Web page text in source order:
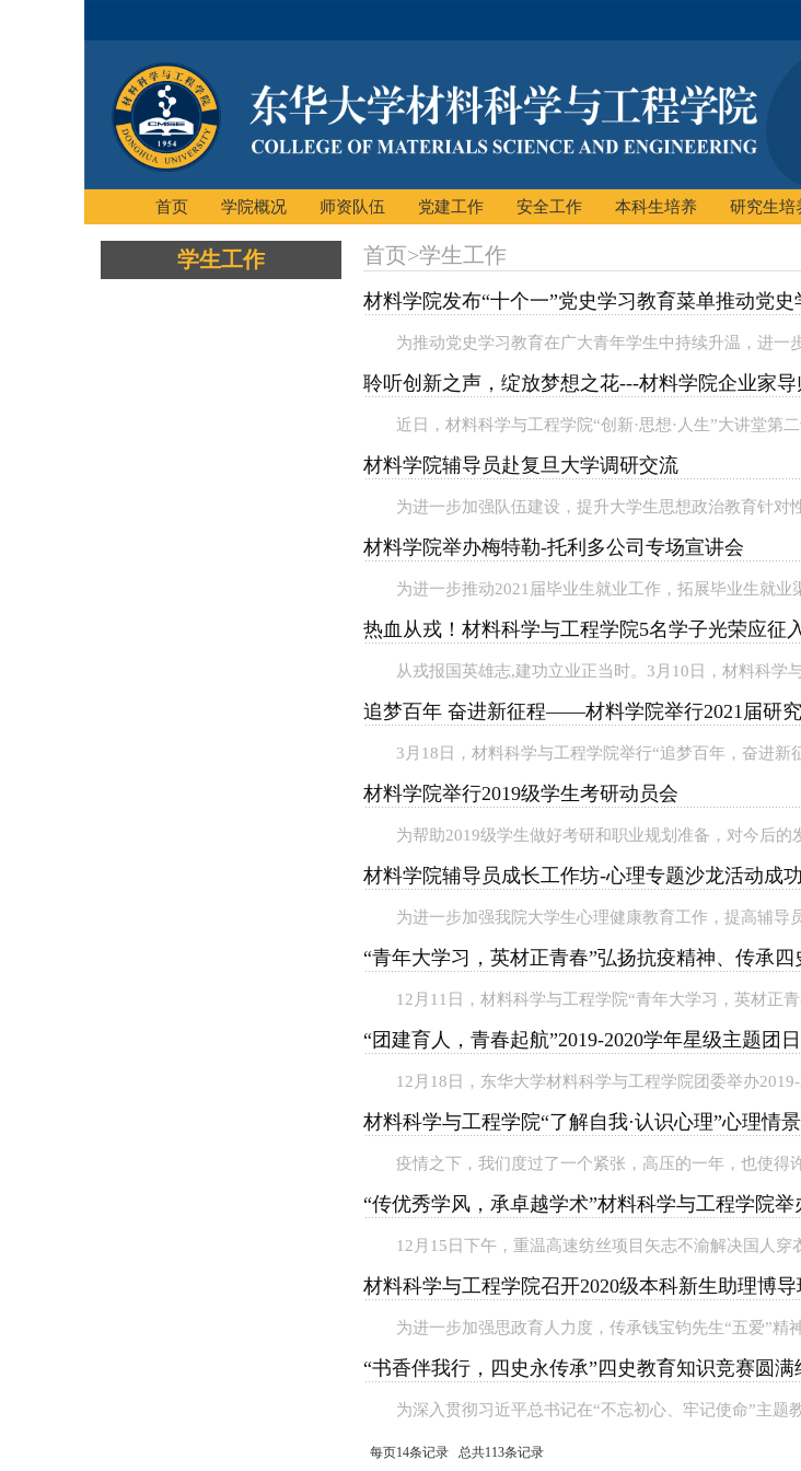
首页 学院概况 师资队伍 党建工作 安全工作 本科生培养 研究生培
学生工作 首页>学生工作
材料学院发布“十个一”党史学习教育菜单推动党
为推动党史学习教育在广大青年学生中持续升温，进
聆听创新之声，绽放梦想之花---材料学院企业家
近日，材料科学与工程学院“创新·思想·人生”大讲堂第
材料学院辅导员赴复旦大学调研交流
为进一步加强队伍建设，提升大学生思想政治教育针
材料学院举办梅特勒-托利多公司专场宣讲会
为进一步推动2021届毕业生就业工作，拓展毕业生就
热血从戎！材料科学与工程学院5名学子光荣应征
从戎报国英雄志,建功立业正当时。3月10日，材料科学
追梦百年 奋进新征程——材料学院举行2021届研
3月18日，材料科学与工程学院举行“追梦百年，奋进
材料学院举行2019级学生考研动员会
为帮助2019级学生做好考研和职业规划准备，对今后
材料学院辅导员成长工作坊-心理专题沙龙活动成
为进一步加强我院大学生心理健康教育工作，提高辅
“青年大学习，英材正青春”弘扬抗疫精神、传承
12月11日，材料科学与工程学院“青年大学习，英材正
“团建育人，青春起航”2019-2020学年星级主题团
12月18日，东华大学材料科学与工程学院团委举办
材料科学与工程学院“了解自我·认识心理”心理情
疫情之下，我们度过了一个紧张，高压的一年，也使
“传优秀学风，承卓越学术”材料科学与工程学院举
12月15日下午，重温高速纺丝项目矢志不渝解决国人
材料科学与工程学院召开2020级本科新生助理博
为进一步加强思政育人力度，传承钱宝钧先生“五爱”精
“书香伴我行，四史永传承”四史教育知识竞赛圆满
为深入贯彻习近平总书记在“不忘初心、牢记使命”主
每页14条记录 总共113条记录